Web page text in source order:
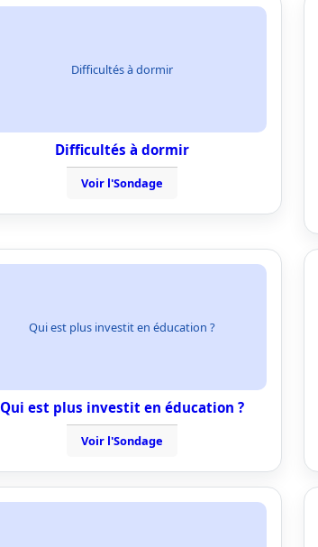
Difficultés à dormir
Difficultés à dormir
Voir l'Sondage
Qui est plus investit en éducation ?
Qui est plus investit en éducation ?
Voir l'Sondage